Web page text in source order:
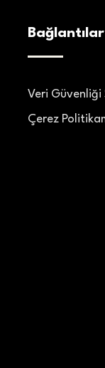
Bağlantılar
Veri Güvenliği
Çerez